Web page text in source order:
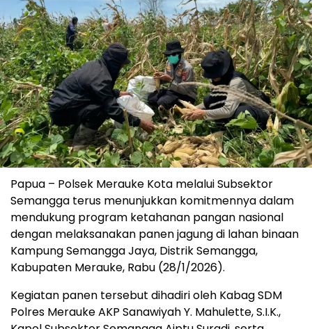
Papua – Polsek Merauke Kota melalui Subsektor
Semangga terus menunjukkan komitmennya dalam
mendukung program ketahanan pangan nasional
dengan melaksanakan panen jagung di lahan binaan
Kampung Semangga Jaya, Distrik Semangga,
Kabupaten Merauke, Rabu (28/1/2026).
Kegiatan panen tersebut dihadiri oleh Kabag SDM
Polres Merauke AKP Sanawiyah Y. Mahulette, S.I.K.,